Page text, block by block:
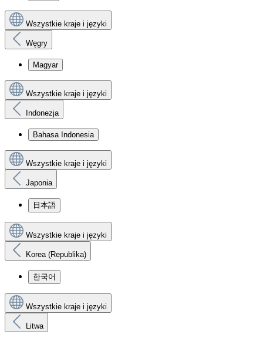
Wszystkie kraje i języki
Węgry
Magyar
Wszystkie kraje i języki
Indonezja
Bahasa Indonesia
Wszystkie kraje i języki
Japonia
日本語
Wszystkie kraje i języki
Korea (Republika)
한국어
Wszystkie kraje i języki
Litwa